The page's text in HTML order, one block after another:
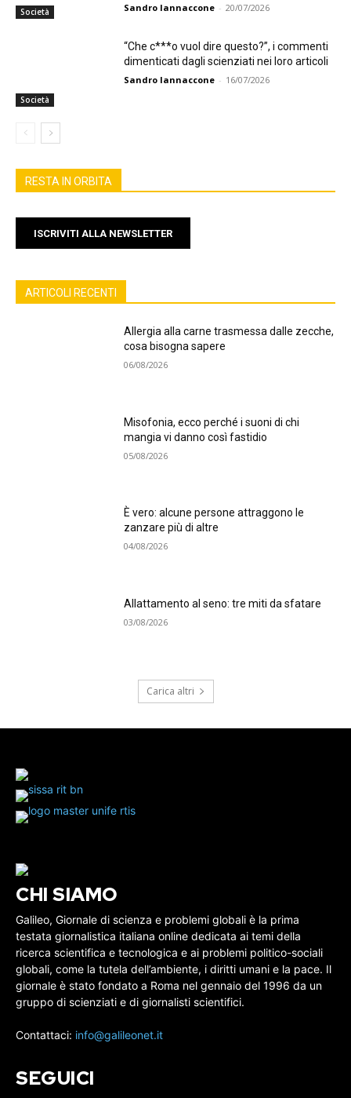
Società Sandro Iannaccone - 20/07/2026
Società
“Che c***o vuol dire questo?”, i commenti
dimenticati dagli scienziati nei loro articoli
Sandro Iannaccone - 16/07/2026
RESTA IN ORBITA
ISCRIVITI ALLA NEWSLETTER
ARTICOLI RECENTI
Allergia alla carne trasmessa dalle zecche,
cosa bisogna sapere
06/08/2026
Misofonia, ecco perché i suoni di chi
mangia vi danno così fastidio
05/08/2026
È vero: alcune persone attraggono le
zanzare più di altre
04/08/2026
Allattamento al seno: tre miti da sfatare
03/08/2026
Carica altri
CHI SIAMO
Galileo, Giornale di scienza e problemi globali è la prima
testata giornalistica italiana online dedicata ai temi della
ricerca scientifica e tecnologica e ai problemi politico-sociali
globali, come la tutela dell’ambiente, i diritti umani e la pace. Il
giornale è stato fondato a Roma nel gennaio del 1996 da un
gruppo di scienziati e di giornalisti scientifici.
Contattaci: info@galileonet.it
SEGUICI